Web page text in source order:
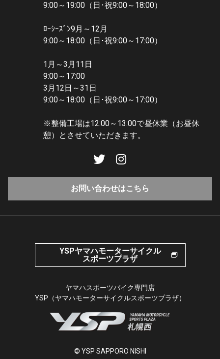
9:00～19:00（日･祝9:00～18:00）
ﾛｰｼｰｽﾞﾝ9月～12月
9:00～18:00（日･祝9:00～17:00）
1月～3月11日
9:00～17:00
3月12日～31日
9:00～18:00（日･祝9:00～17:00）
※整備工場は12:00～13:00で昼休業（お昼休
憩）とさせていただきます。
お問い合わせはこちら
YSPヤマハモーターサイクル
スポーツプラザ
ヤマハスポーツバイク専門店
YSP（ヤマハモーターサイクルスポーツプラザ）
© YSP SAPPORO NISHI